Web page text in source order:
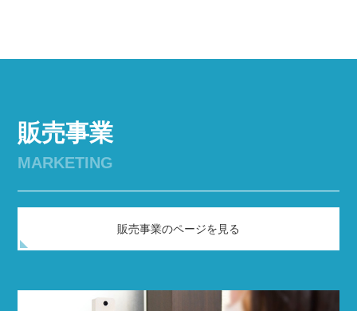
販売事業
MARKETING
販売事業のページを見る